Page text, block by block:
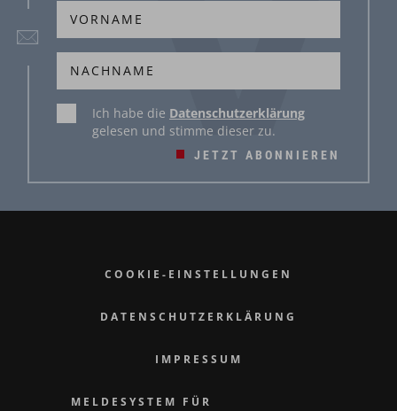
JETZT ABONNIEREN
Ich habe die Datenschutzerklärung
gelesen und stimme dieser zu.
COOKIE-EINSTELLUNGEN
DATENSCHUTZERKLÄRUNG
IMPRESSUM
MELDESYSTEM FÜR